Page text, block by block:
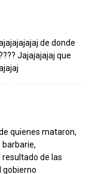
de donde
Jajajajajaj que
quienes mataron,
barbarie,
de las
gobierno